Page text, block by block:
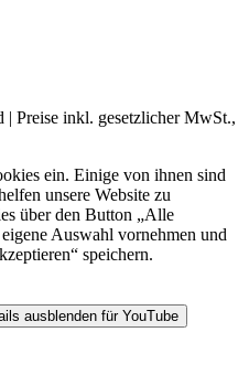
Preise inkl. gesetzlicher MwSt.,
ein. Einige von ihnen sind
unsere Website zu
über den Button „Alle
Auswahl vornehmen und
speichern.
ausblenden für YouTube